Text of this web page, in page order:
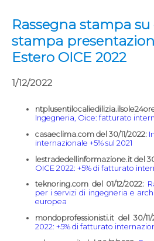
Rassegna stampa
stampa
Estero OICE 2022
1/12/2022
Ingegneria, Oice: fatturato
casaeclima.com del 30/11/2022:
internazionale +5% sul 2021
lestradedellinformazione.it del
OICE 2022: +5% di fatturato
teknoring.com del 01/12/2022:
per i servizi di ingegneria e
europea
mondoprofessionisti.it del 30/11/
2022: +5% di fatturato